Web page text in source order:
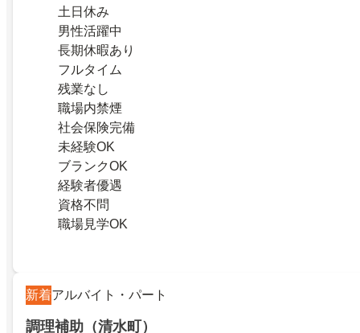
土日休み
男性活躍中
長期休暇あり
フルタイム
残業なし
職場内禁煙
社会保険完備
未経験OK
ブランクOK
経験者優遇
資格不問
職場見学OK
新着アルバイト・パート
調理補助（清水町）